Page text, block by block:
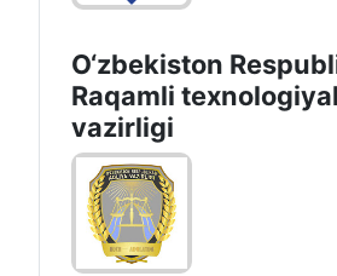
O‘zbekiston
Raqamli
vazirligi